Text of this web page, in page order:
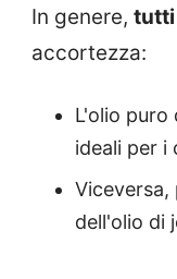
In genere, tutti
accortezza:
L'olio puro
ideali per i
dell'olio di